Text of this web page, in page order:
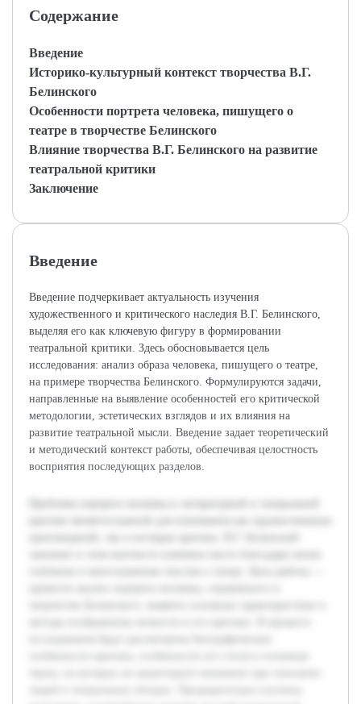
Содержание
Введение
Историко-культурный контекст творчества В.Г.
Белинского
Особенности портрета человека, пишущего о
театре в творчестве Белинского
Влияние творчества В.Г. Белинского на развитие
театральной критики
Заключение
Введение
Введение подчеркивает актуальность изучения
художественного и критического наследия В.Г. Белинского,
выделяя его как ключевую фигуру в формировании
театральной критики. Здесь обосновывается цель
исследования: анализ образа человека, пишущего о театре,
на примере творчества Белинского. Формулируются задачи,
направленные на выявление особенностей его критической
методологии, эстетических взглядов и их влияния на
развитие театральной мысли. Введение задает теоретический
и методический контекст работы, обеспечивая целостность
восприятия последующих разделов.